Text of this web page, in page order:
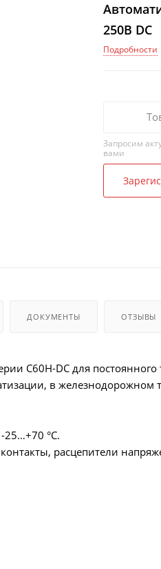
250В DC
Подробности
Запросим
вами
ДОКУМЕНТЫ ОТЗЫВЫ
C60H-DC для
в железнодорожном
°C.
расцепители